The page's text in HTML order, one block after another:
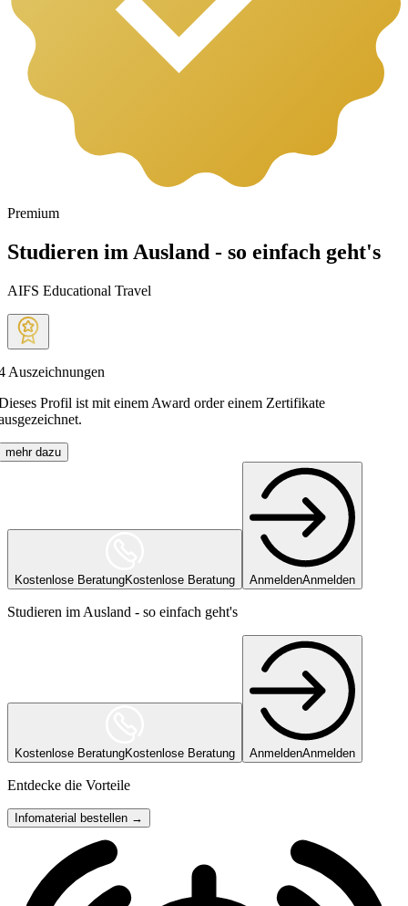
Premium
Studieren im Ausland - so einfach geht's
AIFS Educational Travel
Auszeichnungen
Profil ist mit einem Award order einem Zertifikate
mehr dazu
Kostenlose BeratungKostenlose Beratung AnmeldenAnmelden
Studieren im Ausland - so einfach geht's
Kostenlose BeratungKostenlose Beratung AnmeldenAnmelden
Entdecke die Vorteile
Infomaterial bestellen →